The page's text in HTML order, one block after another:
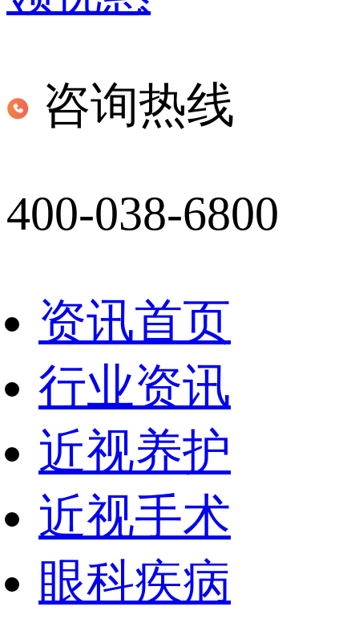
咨询热线
400-038-6800
资讯首页
行业资讯
近视养护
近视手术
眼科疾病